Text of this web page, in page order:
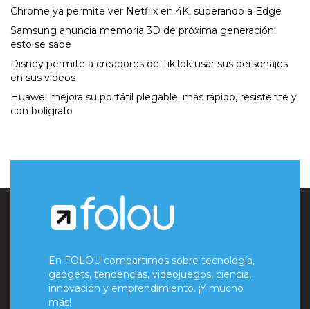
Chrome ya permite ver Netflix en 4K, superando a Edge
Samsung anuncia memoria 3D de próxima generación:
esto se sabe
Disney permite a creadores de TikTok usar sus personajes
en sus videos
Huawei mejora su portátil plegable: más rápido, resistente y
con bolígrafo
En FOLOU compartimos sobre tecnología,
gadgets, tendencias, videojuegos, ciencia,
innovación y emprendimiento. ¡Y mucho
más!